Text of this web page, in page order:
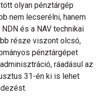
olyan pénztárgép
nem lecserélni, hanem
és a NAV technikai
része viszont olcsó,
pénztárgépet
ráadásul az
31-én ki is lehet